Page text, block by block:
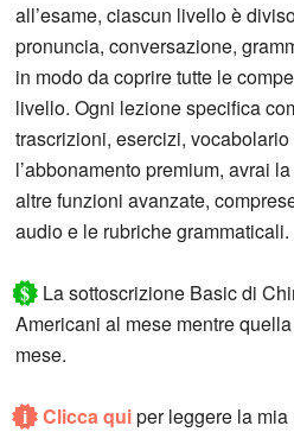
all’esame, ciascun livello è
pronuncia, conversazione,
in modo da coprire tutte le
livello. Ogni lezione specifica
trascrizioni, esercizi,
l’abbonamento premium, avrai
altre funzioni avanzate,
audio e le rubriche grammaticali.
$ La sottoscrizione Basic di
Americani al mese mentre
mese.
i Clicca quiper leggere la